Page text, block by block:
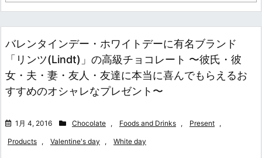
バレンタインデー・ホワイトデーに有名ブランド
「リンツ(Lindt)」の高級チョコレート 〜彼氏・彼
女・夫・妻・友人・友達に本当に喜んでもらえるお
すすめのオシャレなプレゼント〜
1月 4, 2016 Chocolate , Foods and Drinks , Present ,
Products , Valentine's day , White day